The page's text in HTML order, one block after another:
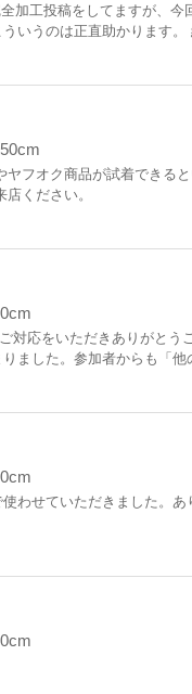
加工投稿をしてますが、
うのは正直助かります。
フオク商品が試着できる
ください。
対応をいただきありがとう
ました。参加者からも「
わせていただきました。あ